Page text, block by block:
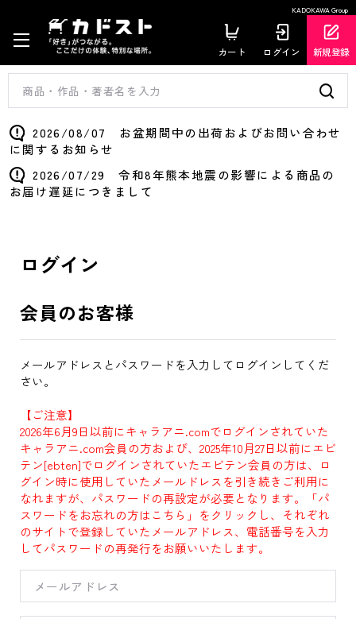
KADOKAWA Group
カート ログイン 新規登録
2026/08/07 お盆期間中の出荷およびお問い合わせ
に関するお知らせ
2026/07/29 令和8年熊本地震の影響による商品の
お届け遅延につきまして
ログイン
会員のお客様
メールアドレスとパスワードを入力してログインしてくだ
さい。
【ご注意】
2026年6月9日以前にキャラアニ.comでログインされていた
キャラアニ.com会員の方および、2025年10月27日以前にエビ
テン[ebten]でログインされていたエビテン会員の方は、ロ
グイン時に使用していたメールドレスを引き続きご利用に
なれますが、パスワードの再設定が必要となります。「パ
スワードをお忘れの方はこちら」をクリックし、それぞれ
のサイトで登録していたメールアドレス、電話番号を入力
してパスワードの再発行をお願いいたします。